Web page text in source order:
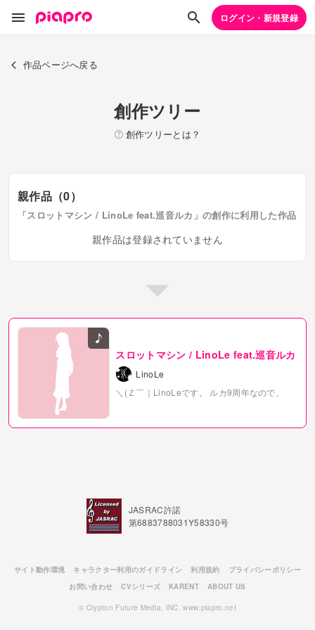
ログイン・新規登録
作品ページへ戻る
創作ツリー
創作ツリーとは？
親作品（0）
「スロットマシン / LinoLe feat.巡音ルカ」の創作に利用した作品
親作品は登録されていません
スロットマシン / LinoLe feat.巡音ルカ
LinoLe
＼(Ｚ￣｜LinoLeです。
ルカ9周年なので。
JASRAC許諾
第6883788031Y58330号
サイト動作環境 キャラクター利用のガイドライン 利用規約
プライバシーポリシー
お問い合わせ
CVシリーズ KARENT ABOUT US
© Crypton Future Media, INC. www.piapro.net